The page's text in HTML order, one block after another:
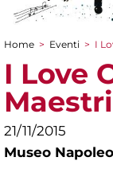
Tu sei qui
Home > Eventi > I
I Love
21/11/2015
Museo